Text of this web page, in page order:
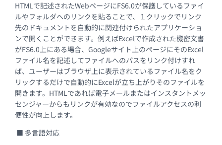
HTMLで記述されたWebページにFS6.0が保護しているファイ
ルやフォルダへのリンクを貼ることで、１クリックでリンク
先のドキュメントを自動的に関連付けられたアプリケーショ
ンで開くことができます。例えばExcelで作成された機密文書
がFS6.0上にある場合、Googleサイト上のページにそのExcel
ファイル名を記述してファイルへのパスをリンク付けすれ
ば、ユーザーはブラウザ上に表示されているファイル名をク
リックするだけで自動的にExcelが立ち上がりそのファイルを
開きます。HTMLであれば電子メールまたはインスタントメッ
センジャーからもリンクが有効なのでファイルアクセスの利
便性が向上します。
■ 多言語対応